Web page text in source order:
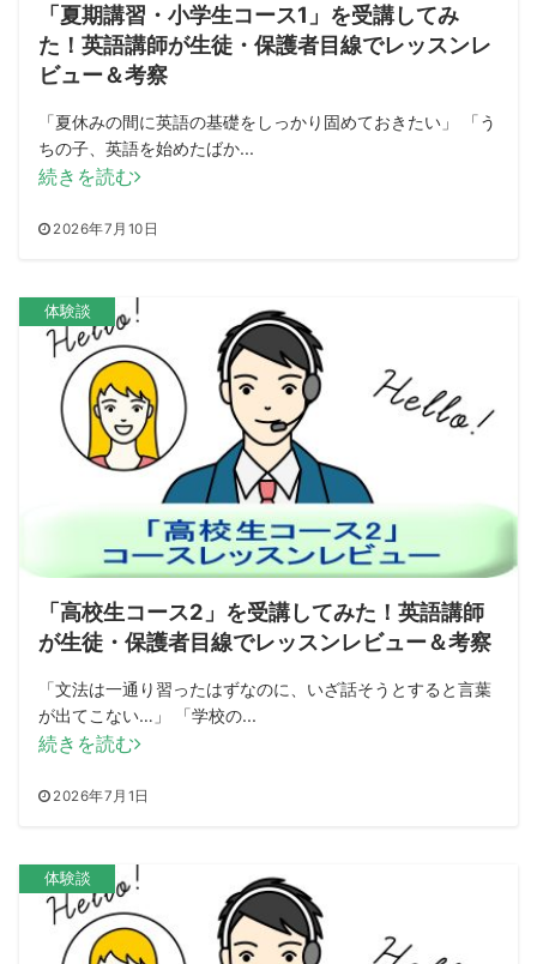
「夏期講習・小学生コース1」を受講してみ
た！英語講師が生徒・保護者目線でレッスンレ
ビュー＆考察
「夏休みの間に英語の基礎をしっかり固めておきたい」 「う
ちの子、英語を始めたばか...
2026年7月10日
続きを読む
体験談
「高校生コース2」を受講してみた！英語講師
が生徒・保護者目線でレッスンレビュー＆考察
「文法は一通り習ったはずなのに、いざ話そうとすると言葉
が出てこない…」 「学校の...
2026年7月1日
続きを読む
体験談